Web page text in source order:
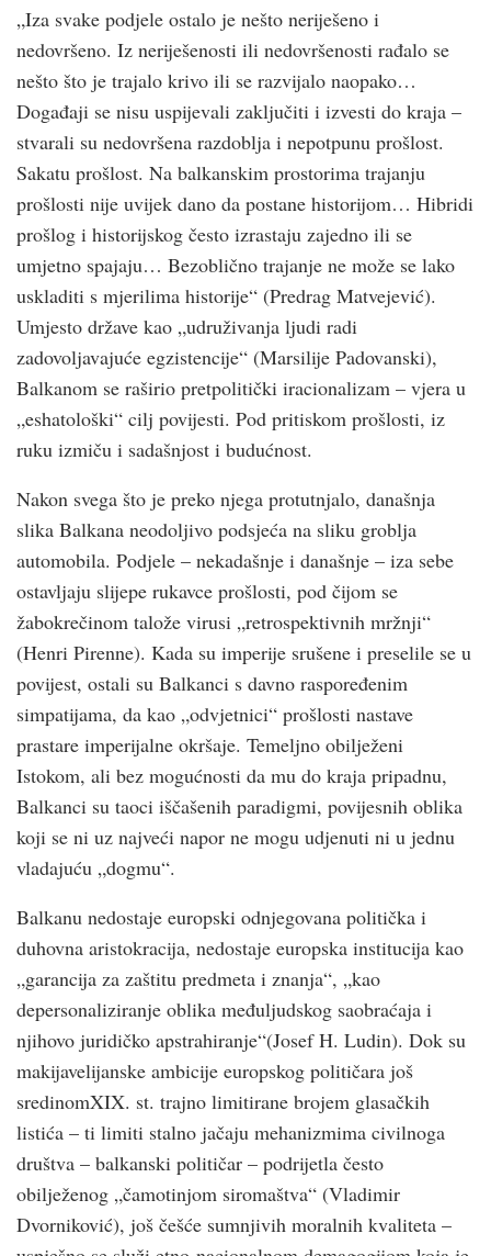
„Iza svake podjele ostalo je nešto neriješeno i
nedovršeno. Iz neriješenosti ili nedovršenosti rađalo se
nešto što je trajalo krivo ili se razvijalo naopako…
Događaji se nisu uspijevali zaključiti i izvesti do kraja –
stvarali su nedovršena razdoblja i nepotpunu prošlost.
Sakatu prošlost. Na balkanskim prostorima trajanju
prošlosti nije uvijek dano da postane historijom… Hibridi
prošlog i historijskog često izrastaju zajedno ili se
umjetno spajaju… Bezoblično trajanje ne može se lako
uskladiti s mjerilima historije“ (Predrag Matvejević).
Umjesto države kao „udruživanja ljudi radi
zadovoljavajuće egzistencije“ (Marsilije Padovanski),
Balkanom se raširio pretpolitički iracionalizam – vjera u
„eshatološki“ cilj povijesti. Pod pritiskom prošlosti, iz
ruku izmiču i sadašnjost i budućnost.
Nakon svega što je preko njega protutnjalo, današnja
slika Balkana neodoljivo podsjeća na sliku groblja
automobila. Podjele – nekadašnje i današnje – iza sebe
ostavljaju slijepe rukavce prošlosti, pod čijom se
žabokrečinom talože virusi „retrospektivnih mržnji“
(Henri Pirenne). Kada su imperije srušene i preselile se u
povijest, ostali su Balkanci s davno raspoređenim
simpatijama, da kao „odvjetnici“ prošlosti nastave
prastare imperijalne okršaje. Temeljno obilježeni
Istokom, ali bez mogućnosti da mu do kraja pripadnu,
Balkanci su taoci iščašenih paradigmi, povijesnih oblika
koji se ni uz najveći napor ne mogu udjenuti ni u jednu
vladajuću „dogmu“.
Balkanu nedostaje europski odnjegovana politička i
duhovna aristokracija, nedostaje europska institucija kao
„garancija za zaštitu predmeta i znanja“, „kao
depersonaliziranje oblika međuljudskog saobraćaja i
njihovo juridičko apstrahiranje“(Josef H. Ludin). Dok su
makijavelijanske ambicije europskog političara još
sredinomXIX. st. trajno limitirane brojem glasačkih
listića – ti limiti stalno jačaju mehanizmima civilnoga
društva – balkanski političar – podrijetla često
obilježenog „čamotinjom siromaštva“ (Vladimir
Dvorniković), još češće sumnjivih moralnih kvaliteta –